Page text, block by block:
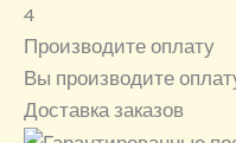
4
Производите оплату
Вы производите
Доставка заказов